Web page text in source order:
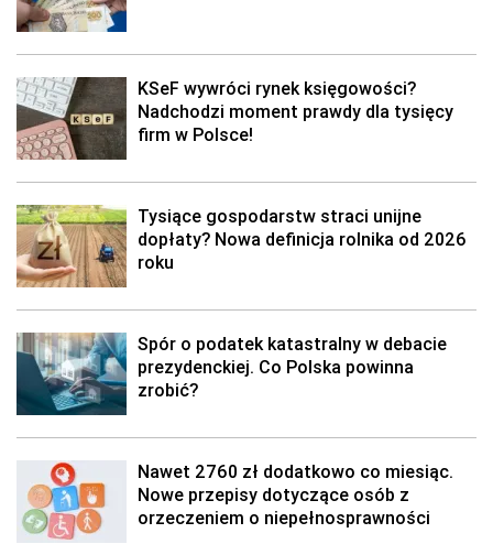
KSeF wywróci rynek księgowości?
Nadchodzi moment prawdy dla tysięcy
firm w Polsce!
Tysiące gospodarstw straci unijne
dopłaty? Nowa definicja rolnika od 2026
roku
Spór o podatek katastralny w debacie
prezydenckiej. Co Polska powinna
zrobić?
Nawet 2760 zł dodatkowo co miesiąc.
Nowe przepisy dotyczące osób z
orzeczeniem o niepełnosprawności